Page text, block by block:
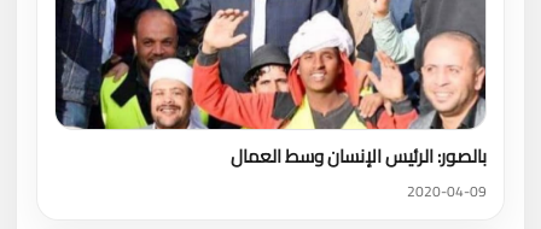
بالصور: الرئيس الإنسان وسط العمال
2020-04-09